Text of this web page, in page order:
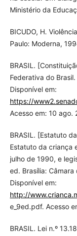
Ministério da
BICUDO, H.
Paulo: Moderna,
BRASIL.
Federativa do
Disponível em:
https://
Acesso em: 10 ago.
BRASIL. [Estatuto
Estatuto da criança
julho de 1990, e
ed. Brasília:
Disponível em:
http://
e_9ed.pdf. Acesso
BRASIL. Lei n.º